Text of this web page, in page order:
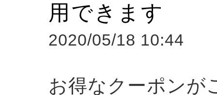
用できます
2020/05/18 10:44
お得なクーポンが